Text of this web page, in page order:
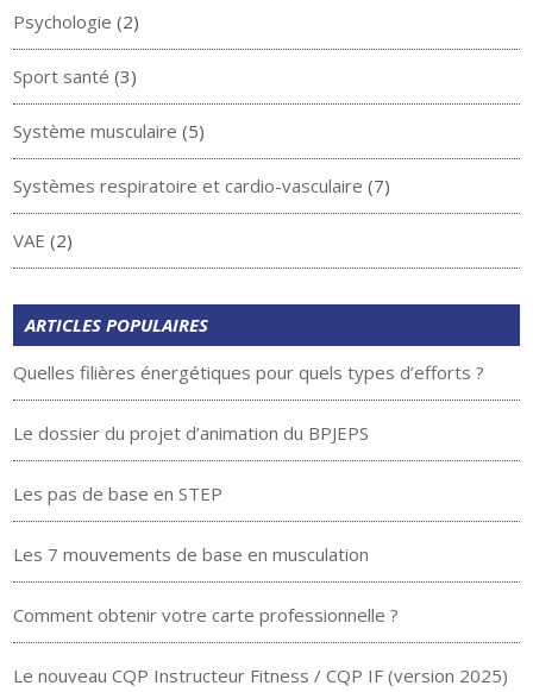
Psychologie (2)
Sport santé (3)
Système musculaire (5)
Systèmes respiratoire et cardio-vasculaire (7)
VAE (2)
ARTICLES POPULAIRES
Quelles filières énergétiques pour quels types d’efforts ?
Le dossier du projet d’animation du BPJEPS
Les pas de base en STEP
Les 7 mouvements de base en musculation
Comment obtenir votre carte professionnelle ?
Le nouveau CQP Instructeur Fitness / CQP IF (version 2025)